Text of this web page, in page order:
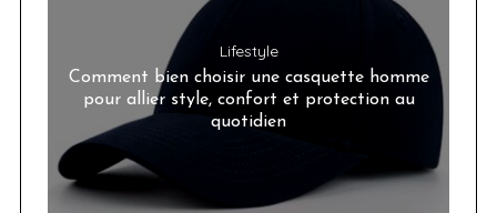
Lifestyle
Comment bien choisir une casquette homme
pour allier style, confort et protection au
quotidien